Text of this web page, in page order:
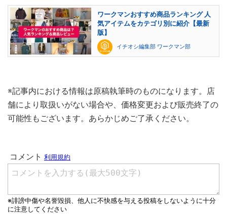
ワークマンおすすめ商品ランキング 人
気アイテムをカテゴリ別に紹介【最新
版】
イチオシ編集部 ワークマン部
※記事内における情報は原稿執筆時のものになります。店
舗により取扱いがない場合や、価格変更および販売終了の
可能性もございます。あらかじめご了承ください。